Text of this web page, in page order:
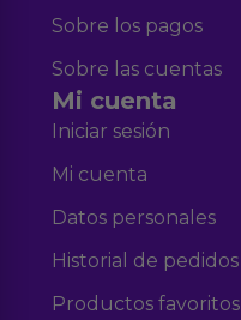
Sobre los pagos
Sobre las cuentas
Mi cuenta
Iniciar sesión
Mi cuenta
Datos personales
Historial de pedidos
Productos favoritos